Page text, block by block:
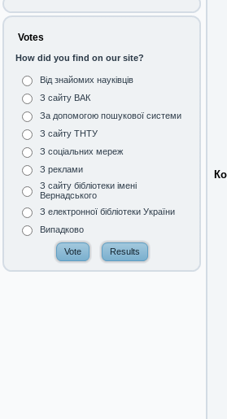
Votes
How did you find on our site?
Від знайомих науківців
З сайту ВАК
За допомогою пошукової системи
З сайту ТНТУ
З соціальних мереж
З реклами
З сайту бібліотеки імені
Вернадського
З електронної бібліотеки України
Випадково